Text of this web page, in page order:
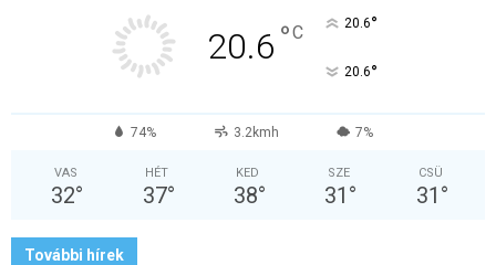
20.6 °C 20.6°
20.6°
74% 3.2kmh 7%
VAS
32°
HÉT
37°
KED
38°
SZE
31 °
CSÜ
31 °
További hírek